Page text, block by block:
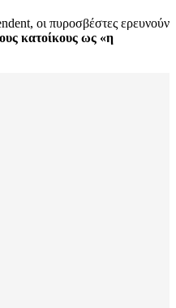
οι πυροσβέστες ερευνούν
κατοίκους ως «η